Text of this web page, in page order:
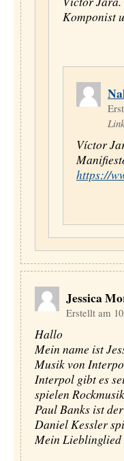
Komponist
Víctor
https://
Jessica
Erstellt am
Hallo
Mein name ist
Musik von
Interpol gibt es
spielen
Paul Banks ist
Daniel Kessler
Mein Lieblinglied